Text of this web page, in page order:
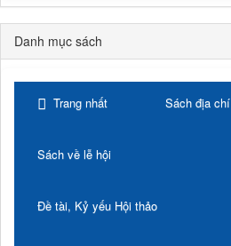
Danh mục sách
Trang nhất Sách địa chí
Sách về lễ hội
Đề tài, Kỷ yếu Hội thảo